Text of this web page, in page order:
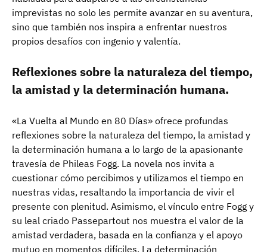
imprevistas no solo les permite avanzar en su aventura,
sino que también nos inspira a enfrentar nuestros
propios desafíos con ingenio y valentía.
Reflexiones sobre la naturaleza del tiempo,
la amistad y la determinación humana.
«La Vuelta al Mundo en 80 Días» ofrece profundas
reflexiones sobre la naturaleza del tiempo, la amistad y
la determinación humana a lo largo de la apasionante
travesía de Phileas Fogg. La novela nos invita a
cuestionar cómo percibimos y utilizamos el tiempo en
nuestras vidas, resaltando la importancia de vivir el
presente con plenitud. Asimismo, el vínculo entre Fogg y
su leal criado Passepartout nos muestra el valor de la
amistad verdadera, basada en la confianza y el apoyo
mutuo en momentos difíciles. La determinación